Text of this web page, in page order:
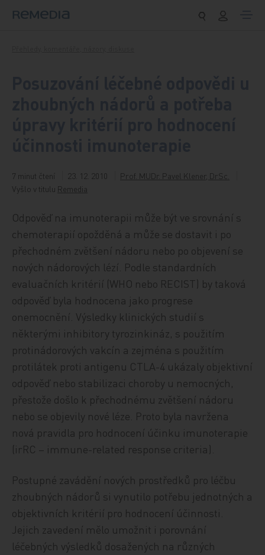
7 minut čtení 23. 12. 2010
Prof. MUDr. Pavel Klener, DrSc.
Vyšlo v titulu Remedia
Odpověď na imunoterapii může být ve srovnání s
chemoterapií opožděná a může se dostavit i po
přechodném zvětšení nádoru nebo po objevení se
nových nádorových lézí. Podle standardních
evaluačních kritérií (WHO nebo RECIST) by taková
odpověď byla hodnocena jako progrese
onemocnění. Výsledky klinických studií s
některými inhibitory tyrozinkináz, s použitím
protinádorových vakcín a zejména s použitím
protilátek proti antigenu CTLA-4 ukázaly objektivní
odpověď nebo stabilizaci choroby u nemocných,
přestože došlo k přechodnému zvětšení nádoru
nebo se objevily nové léze. Proto byla navržena
nová pravidla pro hodnocení účinku imunoterapie
(irRC – immune-related response criteria).
Postupné zavádění nových prostředků pro léčbu
zhoubných nádorů si vynutilo potřebu jednotných a
objektivních kritérií pro hodnocení účinnosti.
Jejich zavedení mělo umožnit i porovnání
léčebných výsledků dosažených na různých